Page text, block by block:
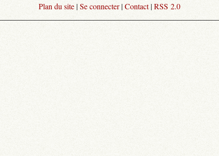
Plan du site |Se connecter|Contact|RSS 2.0